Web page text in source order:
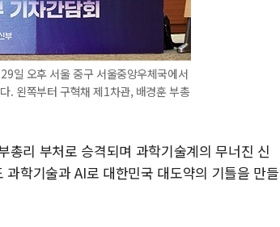
일 오후 서울 중구 서울중앙우체국에서
. 왼쪽부터 구혁채 제1차관, 배경훈 부총
리 부처로 승격되며 과학기술계의 무너진 신
학기술과 AI로 대한민국 대도약의 기틀을 만들